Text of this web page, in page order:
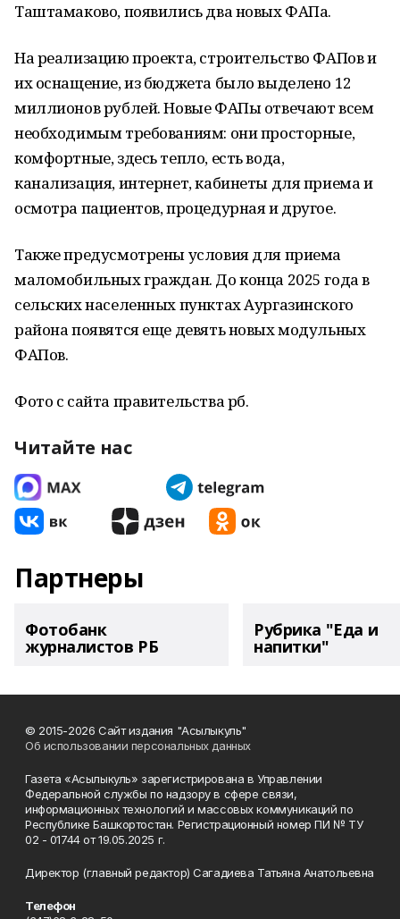
Таштамаково, появились два новых ФАПа.
На реализацию проекта, строительство ФАПов и
их оснащение, из бюджета было выделено 12
миллионов рублей. Новые ФАПы отвечают всем
необходимым требованиям: они просторные,
комфортные, здесь тепло, есть вода,
канализация, интернет, кабинеты для приема и
осмотра пациентов, процедурная и другое.
Также предусмотрены условия для приема
маломобильных граждан. До конца 2025 года в
сельских населенных пунктах Аургазинского
района появятся еще девять новых модульных
ФАПов.
Фото с сайта правительства рб.
Читайте нас
Партнеры
Фотобанк
журналистов РБ
Рубрика "Еда и
напитки"
© 2015-2026 Сайт издания "Асылыкуль"
Об использовании персональных данных
Газета «Асылыкуль» зарегистрирована в Управлении
Федеральной службы по надзору в сфере связи,
информационных технологий и массовых коммуникаций по
Республике Башкортостан. Регистрационный номер ПИ № ТУ
02 - 01744 от 19.05.2025 г.
Директор (главный редактор) Сагадиева Татьяна Анатольевна
Телефон